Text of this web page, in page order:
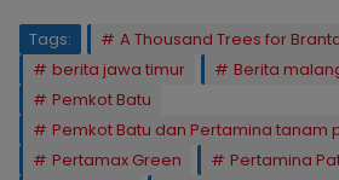
Tags:
A Thousand Trees for
berita jawa timur
Berita
Pemkot Batu
Pemkot Batu dan Pertamina tanam
Pertamax Green
Pertamina